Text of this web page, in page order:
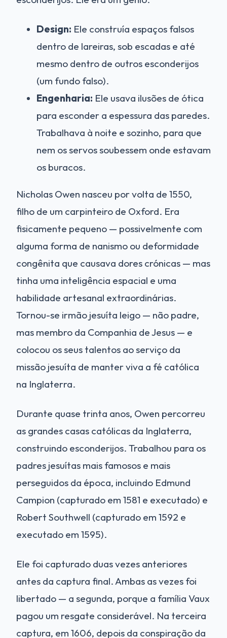
Design: Ele construía espaços falsos
dentro de lareiras, sob escadas e até
mesmo dentro de outros esconderijos
(um fundo falso).
Engenharia: Ele usava ilusões de ótica
para esconder a espessura das paredes.
Trabalhava à noite e sozinho, para que
nem os servos soubessem onde estavam
os buracos.
Nicholas Owen nasceu por volta de 1550,
filho de um carpinteiro de Oxford. Era
fisicamente pequeno — possivelmente com
alguma forma de nanismo ou deformidade
congênita que causava dores crónicas — mas
tinha uma inteligência espacial e uma
habilidade artesanal extraordinárias.
Tornou-se irmão jesuíta leigo — não padre,
mas membro da Companhia de Jesus — e
colocou os seus talentos ao serviço da
missão jesuíta de manter viva a fé católica
na Inglaterra.
Durante quase trinta anos, Owen percorreu
as grandes casas católicas da Inglaterra,
construindo esconderijos. Trabalhou para os
padres jesuítas mais famosos e mais
perseguidos da época, incluindo Edmund
Campion (capturado em 1581 e executado) e
Robert Southwell (capturado em 1592 e
executado em 1595).
Ele foi capturado duas vezes anteriores
antes da captura final. Ambas as vezes foi
libertado — a segunda, porque a família Vaux
pagou um resgate considerável. Na terceira
captura, em 1606, depois da conspiração da